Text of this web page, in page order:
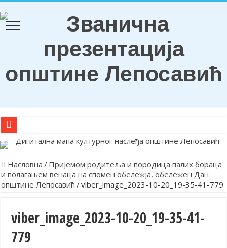
О Б А В Е Ш Т Е Њ Е
Обележена храмовна и општинска слава у Лепосавићу
Парастосом и полагањем венаца у Леосавићу обележена
Лепосавић прославио Светог Василија
Додела подстицаја за подршку развоју привреде и
Насловна / Пријемом родитеља и породица палих бораца
и полагањем венаца на спомен обележја, обележен Дан
општине Лепосавић /viber_image_2023-10-20_19-35-41-779
viber_image_2023-10-20_19-35-41-
779